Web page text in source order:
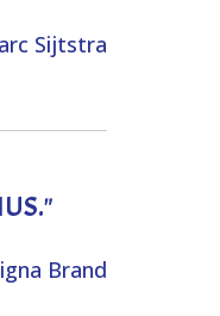
Sijtstra
Brand